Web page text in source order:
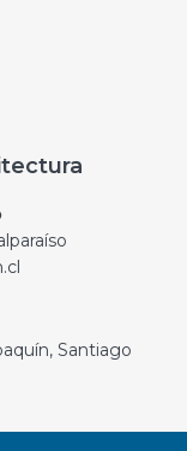
Santiago